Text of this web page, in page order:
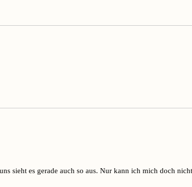
sieht es gerade auch so aus. Nur kann ich mich doch